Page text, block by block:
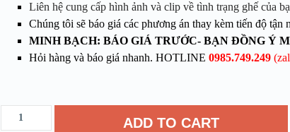
Liên hệ cung cấp hình ảnh và clip về tình trạng ghế của
Chúng tôi sẽ báo giá các phương án thay kèm tiến độ tận
MINH BẠCH: BÁO GIÁ TRƯỚC- BẠN ĐỒNG Ý
Hỏi hàng và báo giá nhanh. HOTLINE 0985.749.249
ADD TO CART